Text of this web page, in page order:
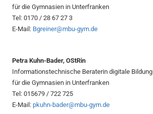
für die Gymnasien in Unterfranken
Tel: 0170 / 28 67 27 3
E-Mail: Bgreiner@mbu-gym.de
Petra Kuhn-Bader, OStRin
Informationstechnische Beraterin digitale Bildung
für die Gymnasien in Unterfranken
Tel: 015679 / 722 725
E-Mail: pkuhn-bader@mbu-gym.de